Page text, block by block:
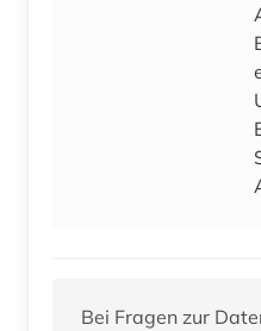
Bei Fragen zur